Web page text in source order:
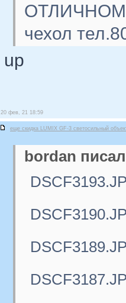
ОТЛИЧНОМ
чехол
up
20 фев, 21 18:59
еще скидка LUMIX GF-3 светосильный
bordan